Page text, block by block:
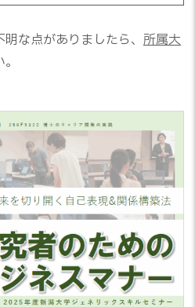
な点がありましたら、 所属大